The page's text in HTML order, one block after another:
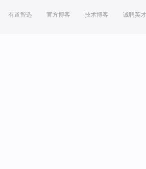
有道智选 官方博客 技术博客 诚聘英才